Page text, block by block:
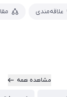
علاقه‌مندی
مشاهده همه